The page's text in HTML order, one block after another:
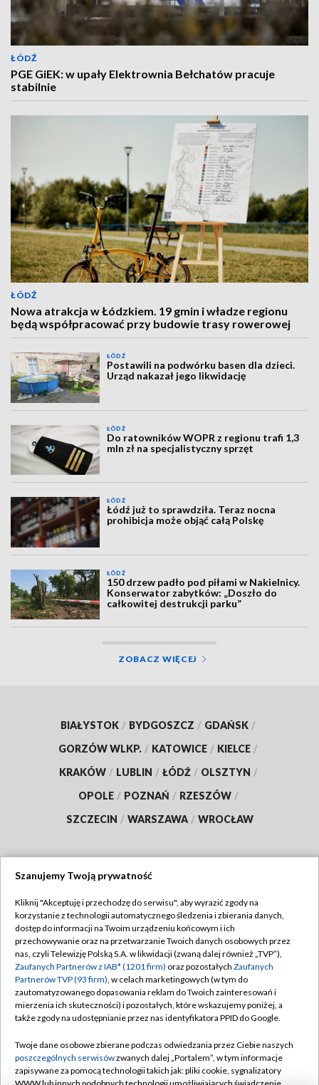
ŁÓDŹ
PGE GiEK: w upały Elektrownia Bełchatów pracuje
stabilnie
ŁÓDŹ
Nowa atrakcja w Łódzkiem. 19 gmin i władze regionu
będą współpracować przy budowie trasy rowerowej
ŁÓDŹ
Postawili na podwórku basen dla dzieci.
Urząd nakazał jego likwidację
ŁÓDŹ
Do ratowników WOPR z regionu trafi 1,3
mln zł na specjalistyczny sprzęt
ŁÓDŹ
Łódź już to sprawdziła. Teraz nocna
prohibicja może objąć całą Polskę
ŁÓDŹ
150 drzew padło pod piłami w Nakielnicy.
Konserwator zabytków: „Doszło do
całkowitej destrukcji parku”
ZOBACZ WIĘCEJ
BIAŁYSTOK / BYDGOSZCZ / GDAŃSK /
GORZÓW WLKP. / KATOWICE / KIELCE /
KRAKÓW / LUBLIN / ŁÓDŹ / OLSZTYN /
OPOLE / POZNAŃ / RZESZÓW /
SZCZECIN / WARSZAWA / WROCŁAW
TVP
Abonament TVP
Emisja w TVP
Centrum informacji TVP
Naziemna Telewizja Cyfrowa
Rada Programowa
System NOS
Regulamin TVP
Polityka prywatności
Moje zgody
Pomoc
Kontakt
Szanujemy Twoją prywatność
Kliknij "Akceptuję i przechodzę do serwisu", aby wyrazić zgody na
korzystanie z technologii automatycznego śledzenia i zbierania danych,
dostęp do informacji na Twoim urządzeniu końcowym i ich
przechowywanie oraz na przetwarzanie Twoich danych osobowych przez
nas, czyli Telewizję Polską S.A. w likwidacji (zwaną dalej również „TVP”),
Zaufanych Partnerów z IAB* (1201 firm) oraz pozostałych Zaufanych
Partnerów TVP (93 firm), w celach marketingowych (w tym do
zautomatyzowanego dopasowania reklam do Twoich zainteresowań i
mierzenia ich skuteczności) i pozostałych, które wskazujemy poniżej, a
także zgody na udostępnianie przez nas identyfikatora PPID do Google.
Twoje dane osobowe zbierane podczas odwiedzania przez Ciebie naszych
poszczególnych serwisówzwanych dalej „Portalem”, w tym informacje
zapisywane za pomocą technologii takich jak: pliki cookie, sygnalizatory